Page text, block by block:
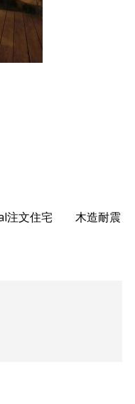
注文住宅 木造耐震